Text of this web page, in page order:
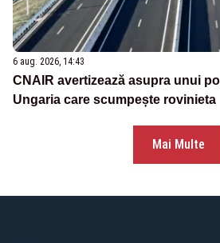
6 aug. 2026, 14:43
CNAIR avertizează asupra unui
Ungaria care scumpește rovinieta
Mai Multe